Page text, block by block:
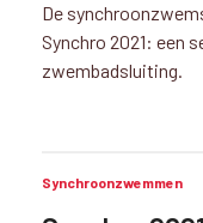
De
Synchro 2021: een
zwembadsluiting.
Synchroonzwemmen